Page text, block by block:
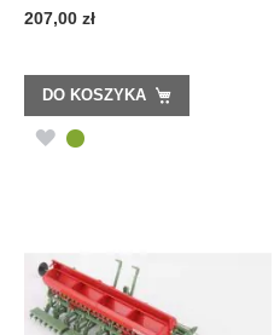
207,00 zł
DO KOSZYKA
DODAJ
ŻYCZEŃ